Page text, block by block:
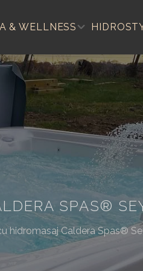
& WELLNESS
SPAS®
hidromasaj Caldera Spas®